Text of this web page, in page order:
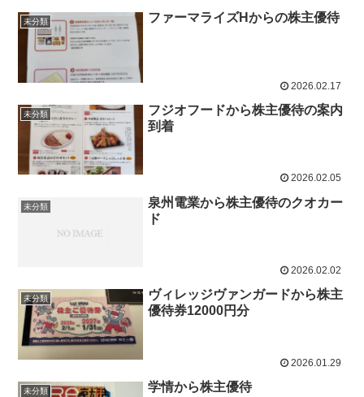
未分類 ファーマライズHからの株主優待
2026.02.17
未分類
フジオフードから株主優待の案内
到着
2026.02.05
未分類
泉州電業から株主優待のクオカー
ド
2026.02.02
未分類
ヴィレッジヴァンガードから株主
優待券12000円分
2026.01.29
未分類 学情から株主優待